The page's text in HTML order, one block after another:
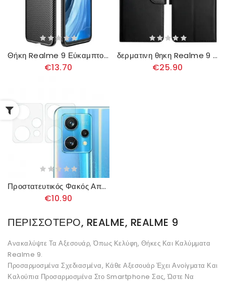
Θήκη Realme 9 Εύκαμπτος Σωλήνας Από Ανθρακονήματα
€13.70
δερματινη θηκη Realme 9 Γνήσιο Δέρμα Nappa
€25.90
Προστατευτικός Φακός Από Γυαλί Για Realme 9 / 9 Pro Plus
€10.90
ΠΕΡΙΣΣΌΤΕΡΟ, REALME, REALME 9
Ανακαλύψτε Τα Αξεσουάρ, Όπως Κελύφη, Θήκες Και Καλύμματα
Realme 9.
Προσαρμοσμένα Σχεδιασμένα, Κάθε Αξεσουάρ Έχει Ανοίγματα Και
Καλούπια Προσαρμοσμένα Στο Smartphone Σας, Ώστε Να